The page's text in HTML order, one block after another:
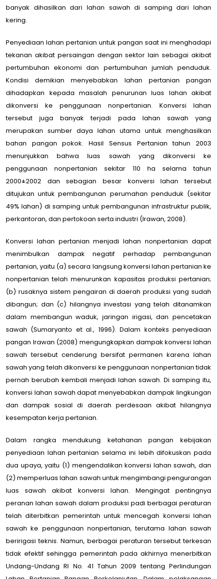
banyak dihasilkan dari lahan sawah di samping dari lahan
kering.
Penyediaan lahan pertanian untuk pangan saat ini menghadapi
tekanan akibat persaingan dengan sektor lain sebagai akibat
pertumbuhan ekonomi dan pertumbuhan jumlah penduduk.
Kondisi demikian menyebabkan lahan pertanian pangan
dihadapkan kepada masalah penurunan luas lahan akibat
dikonversi ke penggunaan nonpertanian. Konversi lahan
tersebut juga banyak terjadi pada lahan sawah yang
merupakan sumber daya lahan utama untuk menghasilkan
bahan pangan pokok. Hasil Sensus Pertanian tahun 2003
menunjukkan bahwa luas sawah yang dikonversi ke
penggunaan nonpertanian sekitar 110 ha selama tahun
2000±2002 dan sebagian besar konversi lahan tersebut
ditujukan untuk pembangunan perumahan penduduk (sekitar
49% lahan) di samping untuk pembangunan infrastruktur publik,
perkantoran, dan pertokoan serta industri (Irawan, 2008).
Konversi lahan pertanian menjadi lahan nonpertanian dapat
menimbulkan dampak negatif perhadap pembangunan
pertanian, yaitu (a) secara langsung konversi lahan pertanian ke
nonpertanian telah menurunkan kapasitas produksi pertanian;
(b) rusaknya sistem pengairan di daerah produksi yang sudah
dibangun; dan (c) hilangnya investasi yang telah ditanamkan
dalam membangun waduk, jaringan irigasi, dan pencetakan
sawah (Sumaryanto et al., 1996). Dalam konteks penyediaan
pangan Irawan (2008) mengungkapkan dampak konversi lahan
sawah tersebut cenderung bersifat permanen karena lahan
sawah yang telah dikonversi ke penggunaan nonpertanian tidak
pernah berubah kembali menjadi lahan sawah. Di samping itu,
konversi lahan sawah dapat menyebabkan dampak lingkungan
dan dampak sosial di daerah perdesaan akibat hilangnya
kesempatan kerja pertanian.
Dalam rangka mendukung ketahanan pangan kebijakan
penyediaan lahan pertanian selama ini lebih difokuskan pada
dua upaya, yaitu (1) mengendalikan konversi lahan sawah, dan
(2) memperluas lahan sawah untuk mengimbangi pengurangan
luas sawah akibat konversi lahan. Mengingat pentingnya
peranan lahan sawah dalam produksi padi berbagai peraturan
telah diterbitkan pemerintah untuk mencegah konversi lahan
sawah ke penggunaan nonpertanian, terutama lahan sawah
beririgasi teknis. Namun, berbagai peraturan tersebut terkesan
tidak efektif sehingga pemerintah pada akhirnya menerbitkan
Undang-Undang RI No. 41 Tahun 2009 tentang Perlindungan